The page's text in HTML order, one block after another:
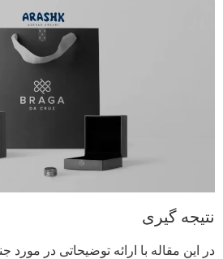
نتیجه گیری
در این مقاله با ارائه توضیحاتی در مورد